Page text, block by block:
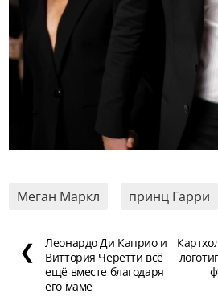
Меган Маркл принц Гарри
❮
Леонардо Ди Каприо и
Виттория Черетти всё
ещё вместе благодаря
его маме